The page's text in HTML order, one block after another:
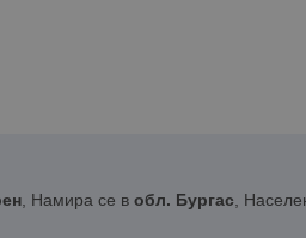
, Намира се в обл. Бургас,